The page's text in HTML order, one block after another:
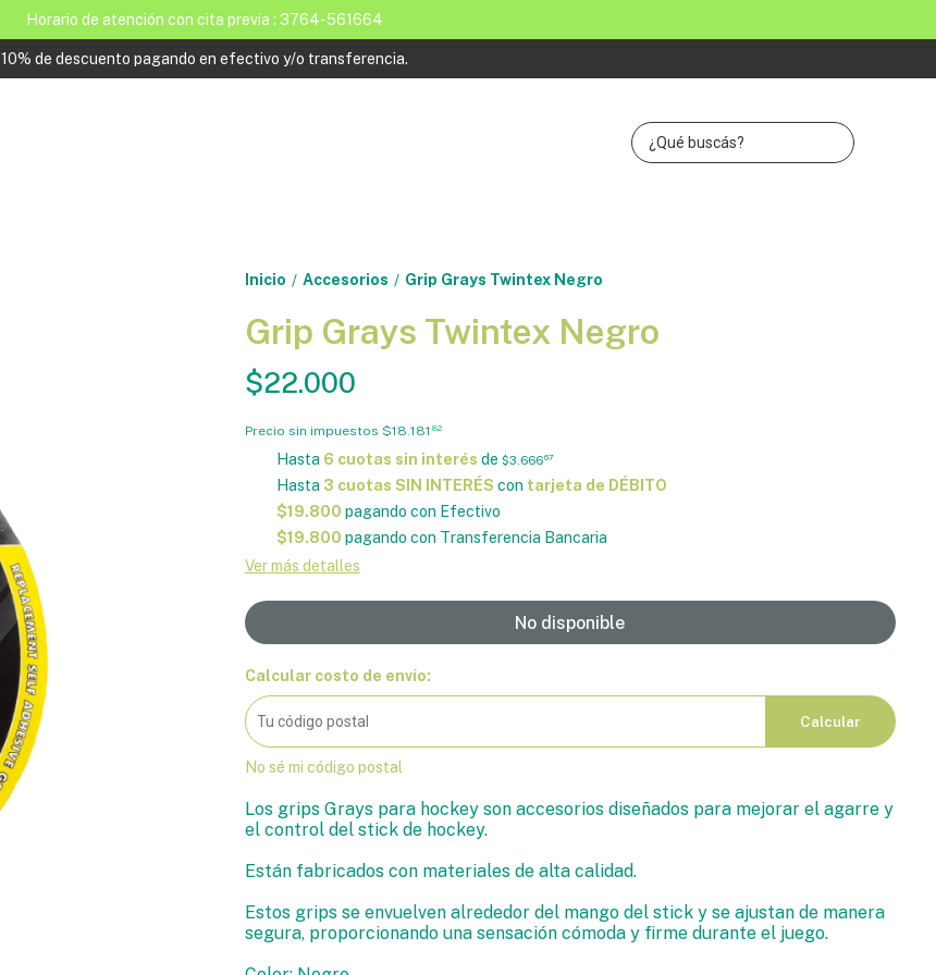
Horario de atención con cita previa : 3764-561664
10% de descuento pagando en efectivo y/o transferencia.
Inicio / Accesorios / Grip Grays Twintex Negro
Grip Grays Twintex Negro
$22.000
Precio sin impuestos $18.181 82
Hasta 6 cuotas sin interés de $3.66667
Hasta 3 cuotas SIN INTERÉS con tarjeta de DÉBITO
$19.800 pagando con Efectivo
$19.800 pagando con Transferencia Bancaria
Ver más detalles
No disponible
Calcular costo de envío:
Calcular
No sé mi código postal
Los grips Grays para hockey son accesorios diseñados para mejorar el agarre y
el control del stick de hockey.
Están fabricados con materiales de alta calidad.
Estos grips se envuelven alrededor del mango del stick y se ajustan de manera
segura, proporcionando una sensación cómoda y firme durante el juego.